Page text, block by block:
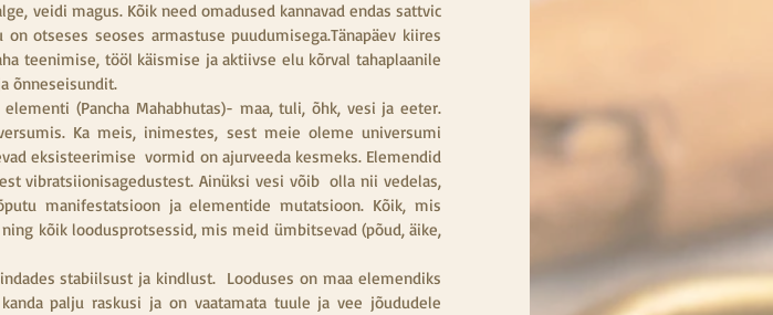
veidi magus. Kõik need omadused kannavad endas sattvic
otseses seoses armastuse puudumisega.Tänapäev kiires
teenimise, tööl käismise ja aktiivse elu kõrval tahaplaanile
õnneseisundit.
(Pancha Mahabhutas)- maa, tuli, õhk, vesi ja eeter.
Ka meis, inimestes, sest meie oleme universumi
eksisteerimise  vormid on ajurveeda kesmeks. Elemendid
vibratsiionisagedustest. Ainüksi vesi võib  olla nii vedelas,
manifestatsioon ja elementide mutatsioon. Kõik, mis
kõik loodusprotsessid, mis meid ümbitsevad (põud, äike,
stabiilsust ja kindlust.  Looduses on maa elemendiks
palju raskusi ja on vaatamata tuule ja vee jõududele